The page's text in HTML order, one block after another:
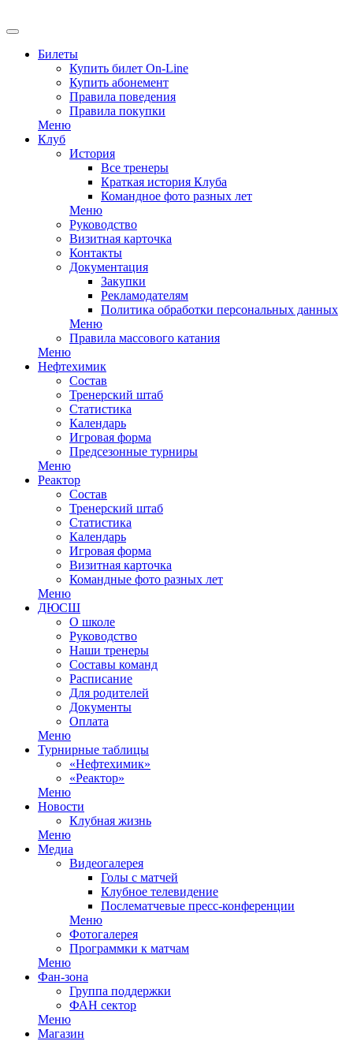
Билеты
Купить билет On-Line
Купить абонемент
Правила поведения
Правила покупки
Меню
Клуб
История
Все тренеры
Краткая история Клуба
Командное фото разных лет
Меню
Руководство
Визитная карточка
Контакты
Документация
Закупки
Рекламодателям
Политика обработки персональных данных
Меню
Правила массового катания
Меню
Нефтехимик
Состав
Тренерский штаб
Статистика
Календарь
Игровая форма
Предсезонные турниры
Меню
Реактор
Состав
Тренерский штаб
Статистика
Календарь
Игровая форма
Визитная карточка
Командные фото разных лет
Меню
ДЮСШ
О школе
Руководство
Наши тренеры
Составы команд
Расписание
Для родителей
Документы
Оплата
Меню
Турнирные таблицы
«Нефтехимик»
«Реактор»
Меню
Новости
Клубная жизнь
Меню
Медиа
Видеогалерея
Голы с матчей
Клубное телевидение
Послематчевые пресс-конференции
Меню
Фотогалерея
Программки к матчам
Меню
Фан-зона
Группа поддержки
ФАН сектор
Меню
Магазин